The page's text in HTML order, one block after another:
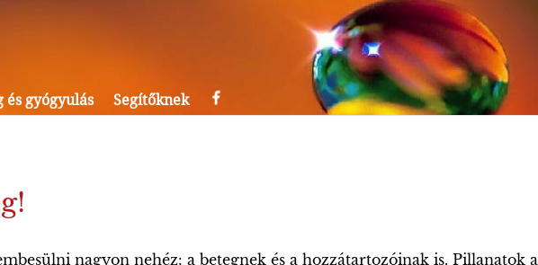
és gyógyulás Segítőknek
nagyon nehéz: a betegnek és a hozzátartozóinak is. Pillanatok